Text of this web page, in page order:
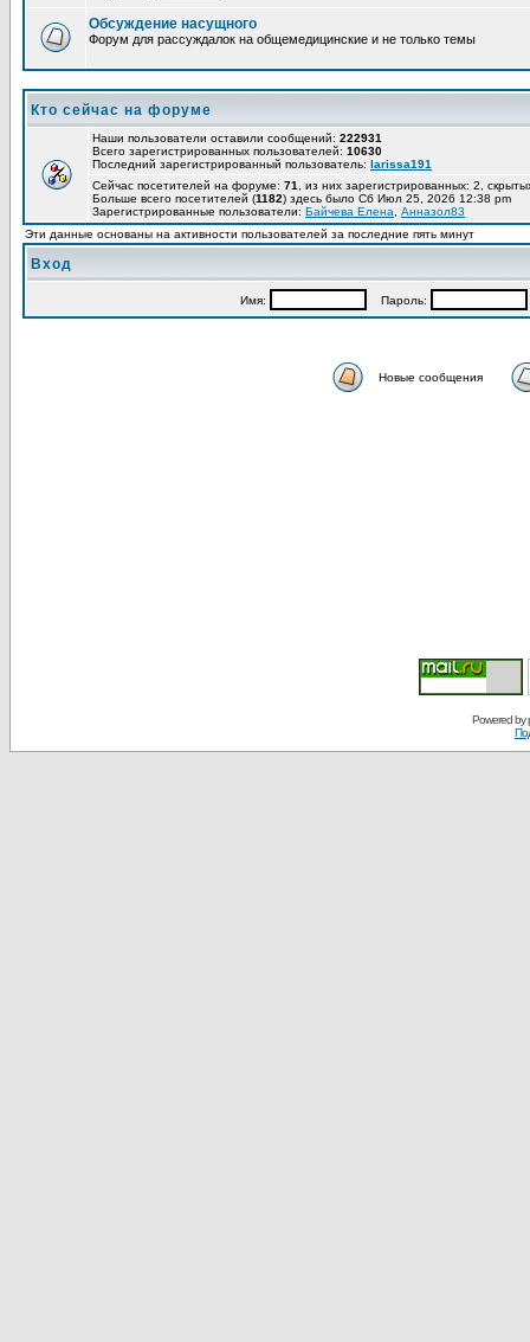
Обсуждение насущного
Форум для рассуждалок на общемедицинские и не только темы
Кто сейчас на форуме
Наши пользователи оставили сообщений: 222931
Всего зарегистрированных пользователей: 10630
Последний зарегистрированный пользователь: larissa191
Сейчас посетителей на форуме: 71
, из них зарегистрированных: 2,
Больше всего посетителей (1182) здесь было Сб Июл 25, 2026 12:38 pm
Зарегистрированные пользователи: Байчева Елена
Анназол83
Эти данные основаны на активности пользователей за последние пять минут
Вход
Имя: Пароль:
Новые сообщения
Powered by